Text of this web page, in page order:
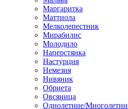
Маргаритка
Маттиола
Мелколепестник
Мирабилис
Молодило
Наперстянка
Настурция
Немезия
Нивяник
Обриета
Овсяница
Однолетние/